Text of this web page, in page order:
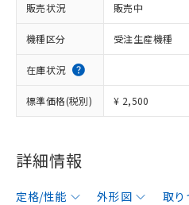
販売状況 販売中
機種区分 受注生産機種
在庫状況
標準価格(税別) ¥ 2,500
詳細情報
定格/性能 外形図 取り